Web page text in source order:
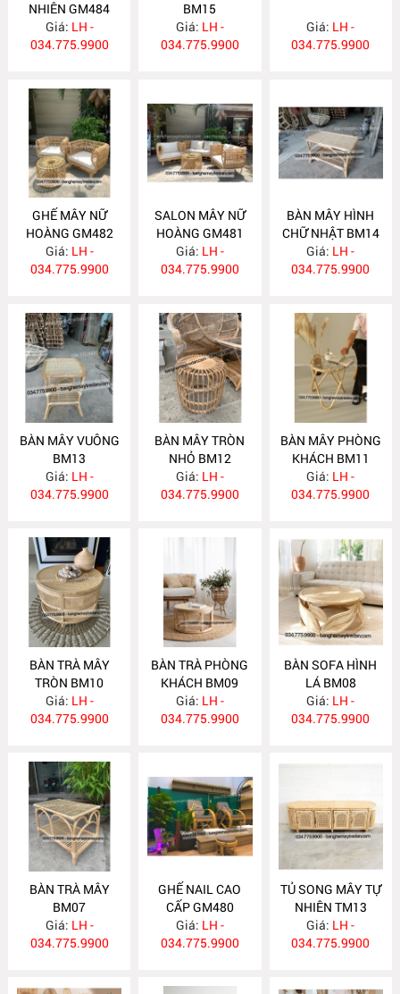
NHIÊN GM484
Giá: LH -
034.775.9900
BM15
Giá: LH -
034.775.9900
Giá: LH -
034.775.9900
GHẾ MÂY NỮ
HOÀNG GM482
Giá: LH -
034.775.9900
SALON MÂY NỮ
HOÀNG GM481
Giá: LH -
034.775.9900
BÀN MÂY HÌNH
CHỮ NHẬT BM14
Giá: LH -
034.775.9900
BÀN MÂY VUÔNG
BM13
Giá: LH -
034.775.9900
BÀN MÂY TRÒN
NHỎ BM12
Giá: LH -
034.775.9900
BÀN MÂY PHÒNG
KHÁCH BM11
Giá: LH -
034.775.9900
BÀN TRÀ MÂY
TRÒN BM10
Giá: LH -
034.775.9900
BÀN TRÀ PHÒNG
KHÁCH BM09
Giá: LH -
034.775.9900
BÀN SOFA HÌNH
LÁ BM08
Giá: LH -
034.775.9900
BÀN TRÀ MÂY
BM07
Giá: LH -
034.775.9900
GHẾ NAIL CAO
CẤP GM480
Giá: LH -
034.775.9900
TỦ SONG MÂY TỰ
NHIÊN TM13
Giá: LH -
034.775.9900